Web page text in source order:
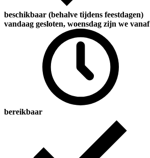
beschikbaar (behalve tijdens feestdagen)
vandaag gesloten, woensdag zijn we vanaf
bereikbaar